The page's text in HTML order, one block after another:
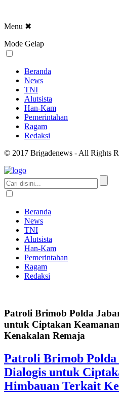
Menu ✖
Mode Gelap
Beranda
News
TNI
Alutsista
Han-Kam
Pemerintahan
Ragam
Redaksi
© 2017 Brigadenews - All Rights
Beranda
News
TNI
Alutsista
Han-Kam
Pemerintahan
Ragam
Redaksi
Patroli Brimob Polda
untuk Ciptakan
Kenakalan Remaja
Patroli Brimob
Dialogis untuk
Himbauan Terkait